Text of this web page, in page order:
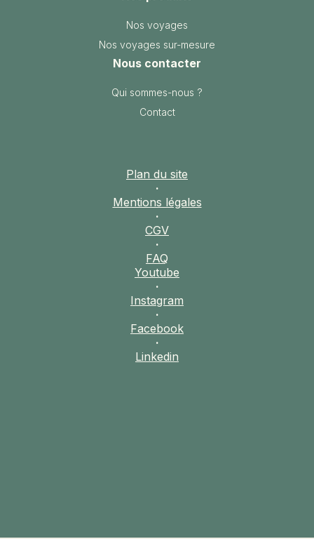
Nos voyages
Nos voyages sur-mesure
Nous contacter
Qui sommes-nous ?
Contact
Plan du site
·
Mentions légales
·
CGV
·
FAQ
Youtube
·
Instagram
·
Facebook
·
Linkedin